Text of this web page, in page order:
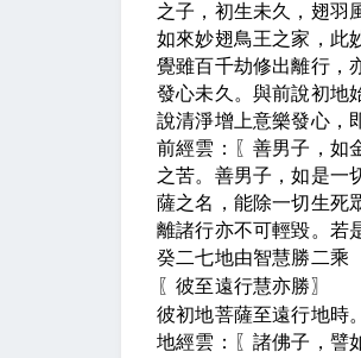
之子，初生未久，翅羽
如來妙翅鳥王之家，此
覺雖百千劫修出離行，
發心未久。與前說初地
說清淨增上意樂發心，
前經雲：
〖善男子，如
之苦。善男子，如是一
薩之名，能除一切生死
離諸行亦不可輕毀。若
癸二七地由智慧勝二乘
〖彼至遠行慧亦勝〗
彼初地菩薩至遠行地時
地經雲：
〖諸佛子，譬